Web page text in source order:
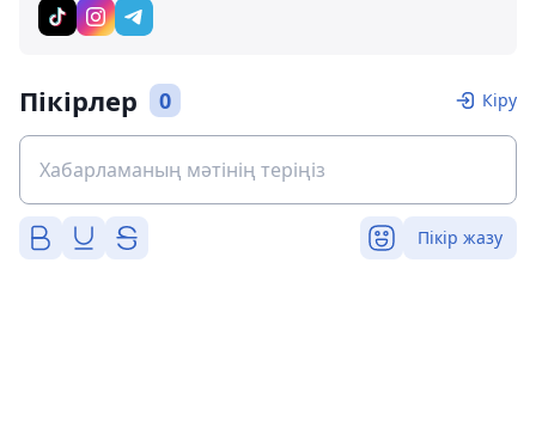
Пікірлер 0 Кіру
Пікір жазу